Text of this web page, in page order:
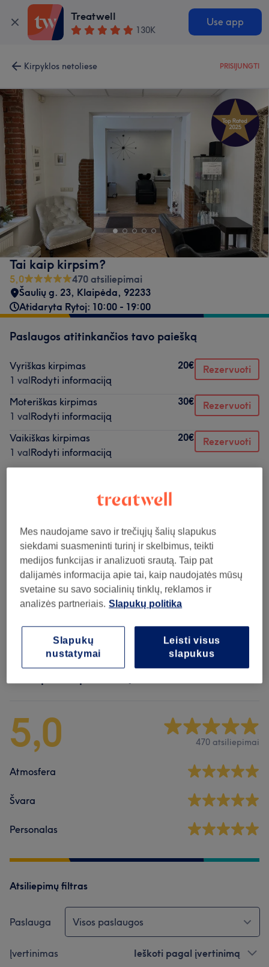
Treatwell
130K
Use app
Kirpyklos netoliese PRISIJUNGTI
Tai kaip kirpsim?
5,0
470 atsiliepimai
Šaulių g. 23, Klaipėda, 92233
Atidaryta Rytoj: 10:00 - 19:00
Paslaugos atitinkančios tavo paiešką
Vyriškas kirpimas
1 valRodyti informaciją
20€ Rezervuoti
Moteriškas kirpimas
1 valRodyti informaciją
30€ Rezervuoti
Vaikiškas kirpimas
1 valRodyti informaciją
20€ Rezervuoti
Teikiamos paslaugos
Vaikų Ir Paauglių Kirpimas (1)
Plaukų Dažymas (4) nuo 35€
Vyrų Kirpimas (1)
Kirpimas (1) 30€
5,0 470 atsiliepimai
Atmosfera
Švara
Personalas
Atsiliepimų filtras
Paslauga Visos paslaugos
Įvertinimas Ieškoti pagal įvertinimą
Mes naudojame savo ir trečiųjų šalių slapukus
siekdami suasmeninti turinį ir skelbimus, teikti
medijos funkcijas ir analizuoti srautą. Taip pat
dalijamės informacija apie tai, kaip naudojatės mūsų
svetaine su savo socialinių tinklų, reklamos ir
analizės partneriais. Slapukų politika
Leisti visus
slapukus
Slapukų
nustatymai